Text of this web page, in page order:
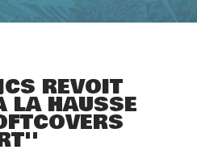
REVOIT
LA HAUSSE